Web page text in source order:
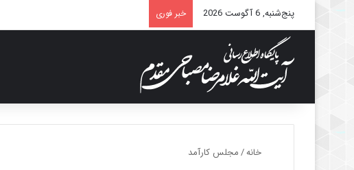
پنج‌شنبه, 6 آگوست 2026 خبر فوری
خانه/مجلس کارآمد